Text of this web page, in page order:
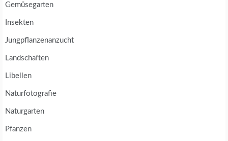
Gemüsegarten
Insekten
Jungpflanzenanzucht
Landschaften
Libellen
Naturfotografie
Naturgarten
Pfanzen